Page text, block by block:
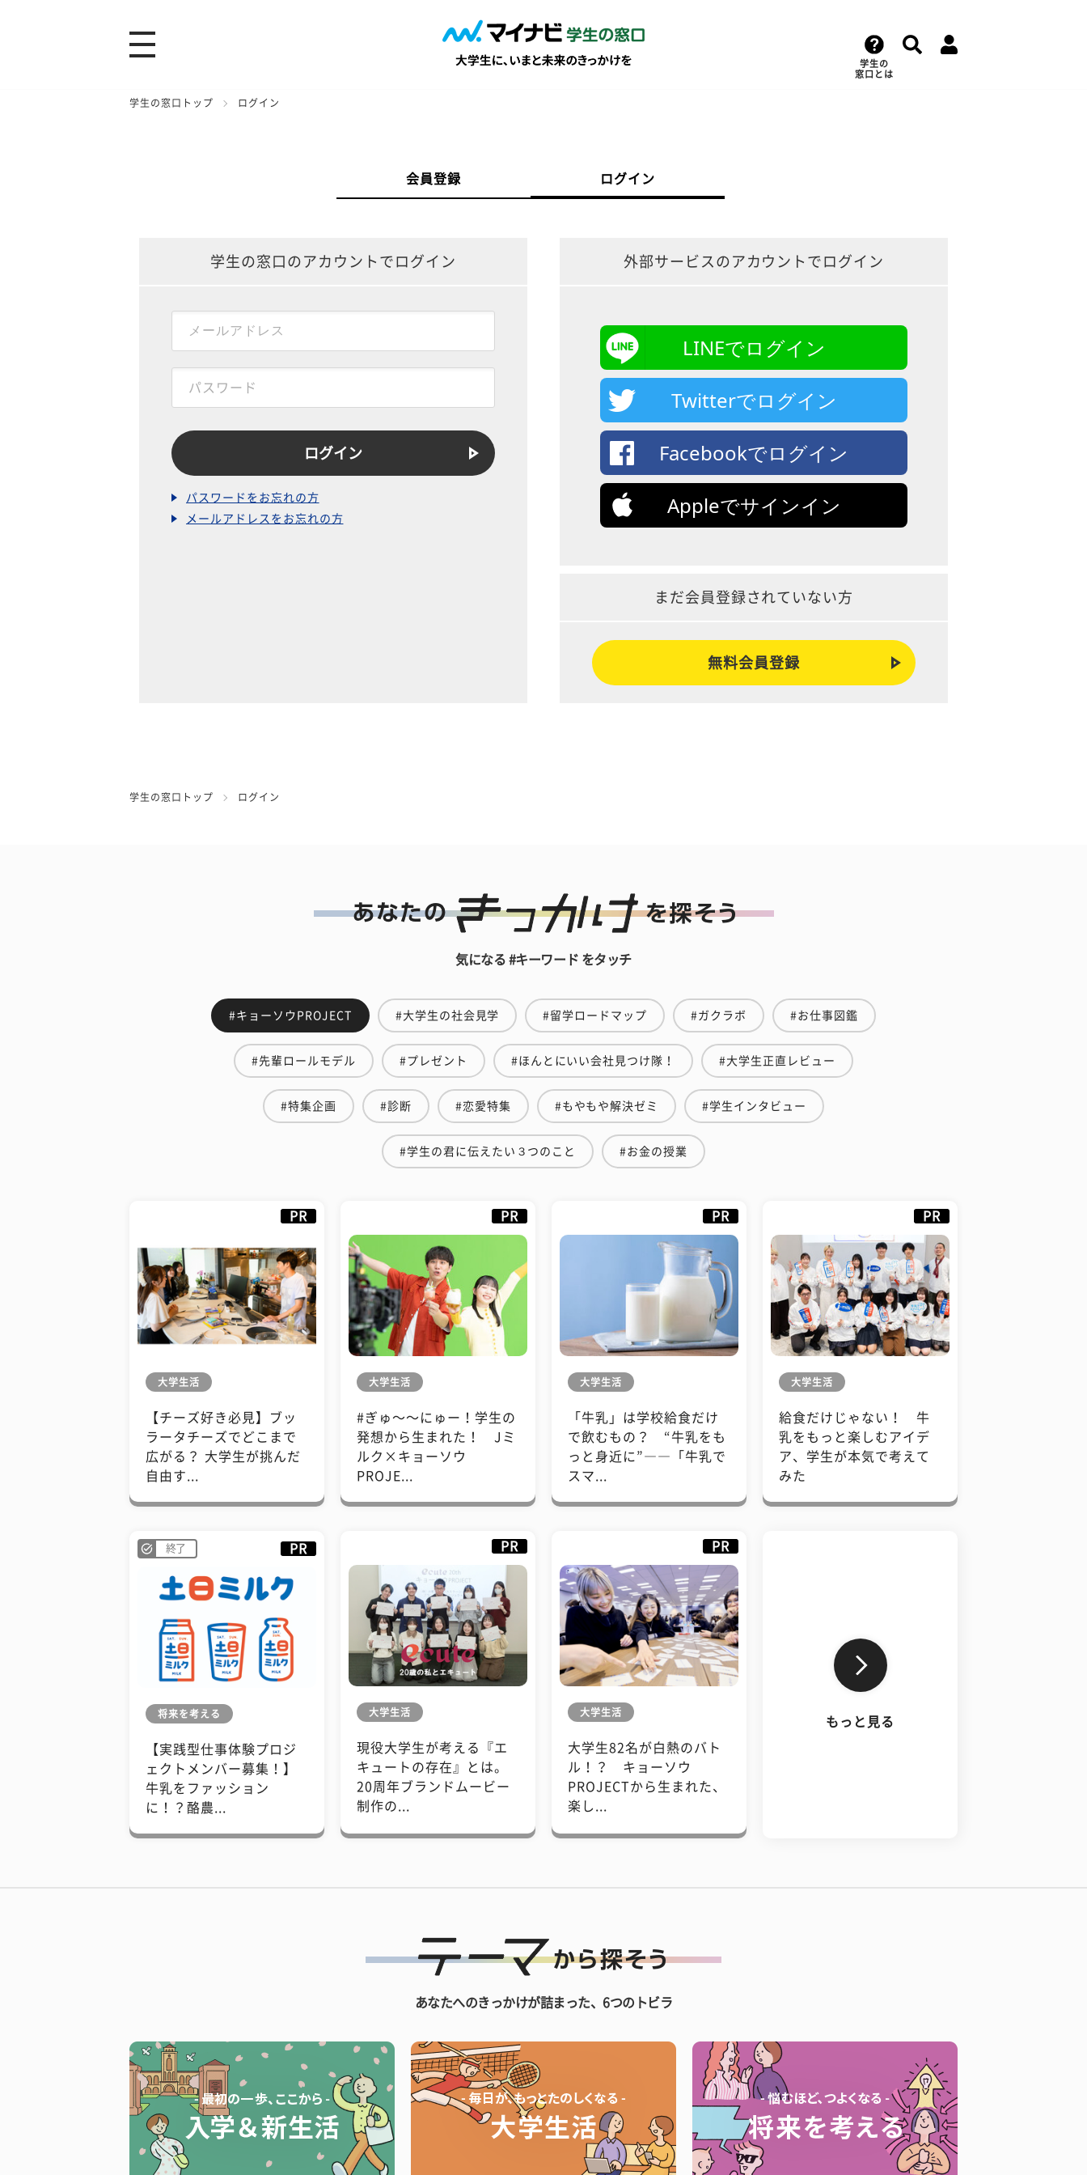
学生の
窓口とは
学生の窓口トップ ログイン
会員登録 ログイン
学生の窓口のアカウントでログイン
パスワードをお忘れの方
メールアドレスをお忘れの方
外部サービスのアカウントでログイン
LINEでログイン
Twitterでログイン
Facebookでログイン
Appleでサインイン
まだ会員登録されていない方
無料会員登録
学生の窓口トップ ログイン
気になる #キーワード をタッチ
#キョーソウPROJECT #大学生の社会見学 #留学ロードマップ #ガクラボ #お仕事図鑑
#先輩ロールモデル #プレゼント #ほんとにいい会社見つけ隊！ #大学生正直レビュー
#特集企画 #診断 #恋愛特集 #もやもや解決ゼミ #学生インタビュー
#学生の君に伝えたい３つのこと #お金の授業
PR
大学生活
【チーズ好き必見】ブッ
ラータチーズでどこまで
広がる？ 大学生が挑んだ
自由す...
PR
大学生活
#ぎゅ〜〜にゅー！学生の
発想から生まれた！ Jミ
ルク×キョーソウ
PROJE...
PR
大学生活
「牛乳」は学校給食だけ
で飲むもの？ “牛乳をも
っと身近に”――「牛乳で
スマ...
PR
大学生活
給食だけじゃない！ 牛
乳をもっと楽しむアイデ
ア、学生が本気で考えて
みた
終了 PR
将来を考える
【実践型仕事体験プロジ
ェクトメンバー募集！】
牛乳をファッション
に！？酪農...
PR
大学生活
現役大学生が考える『エ
キュートの存在』とは。
20周年ブランドムービー
制作の...
PR
大学生活
大学生82名が白熱のバト
ル！？ キョーソウ
PROJECTから生まれた、
楽し...
もっと見る
あなたへのきっかけが詰まった、6つのトビラ